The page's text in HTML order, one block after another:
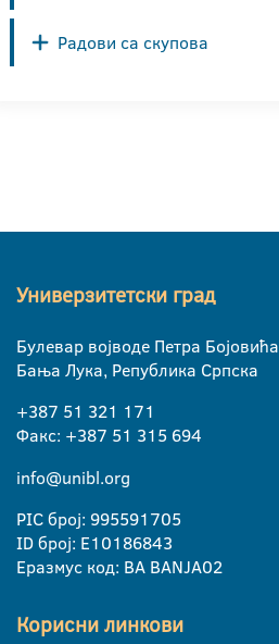
Радови са скупова
Универзитетски град
Булевар војводе Петра Бојовића
Бања Лука, Република Српска
+387 51 321 171
Факс: +387 51 315 694
info@unibl.org
PIC број: 995591705
ID број: E10186843
Еразмус код: BA BANJA02
Корисни линкови